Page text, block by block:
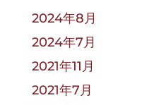
2024年8月
2024年7月
2021年11月
2021年7月